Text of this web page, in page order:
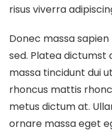
risus viverra
Donec massa
sed. Platea dictumst
massa tincidunt dui
rhoncus mattis
metus dictum at.
ornare massa eget